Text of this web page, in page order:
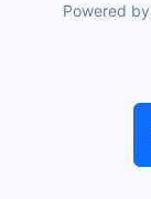
Powered by